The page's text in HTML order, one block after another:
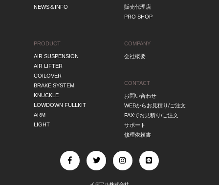
NEWS＆INFO
PRODUCT
AIR SUSPENSION
AIR LIFTER
COILOVER
BRAKE SYSTEM
KNUCKLE
LOWDOWN FULLKIT
ARM
LIGHT
販売代理店
PRO SHOP
COMPANY
会社概要
CONTACT
お問い合わせ
WEBからお見積り/ご注文
FAXでお見積り/ご注文
サポート
修理依頼書